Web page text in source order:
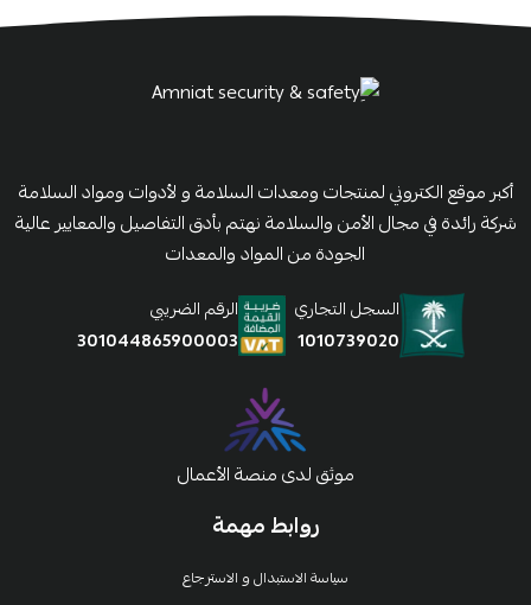
روابط مهمة
سياسة الاستبدال و الاسترجاع
أكبر موقع الكتروني لمنتجات ومعدات السلامة و لأدوات ومواد السلامة
شركة رائدة في مجال الأمن والسلامة نهتم بأدق التفاصيل والمعايير عالية
الجودة من المواد والمعدات
السجل التجاري
1010739020
الرقم الضريبي
301044865900003
موثق لدى منصة الأعمال